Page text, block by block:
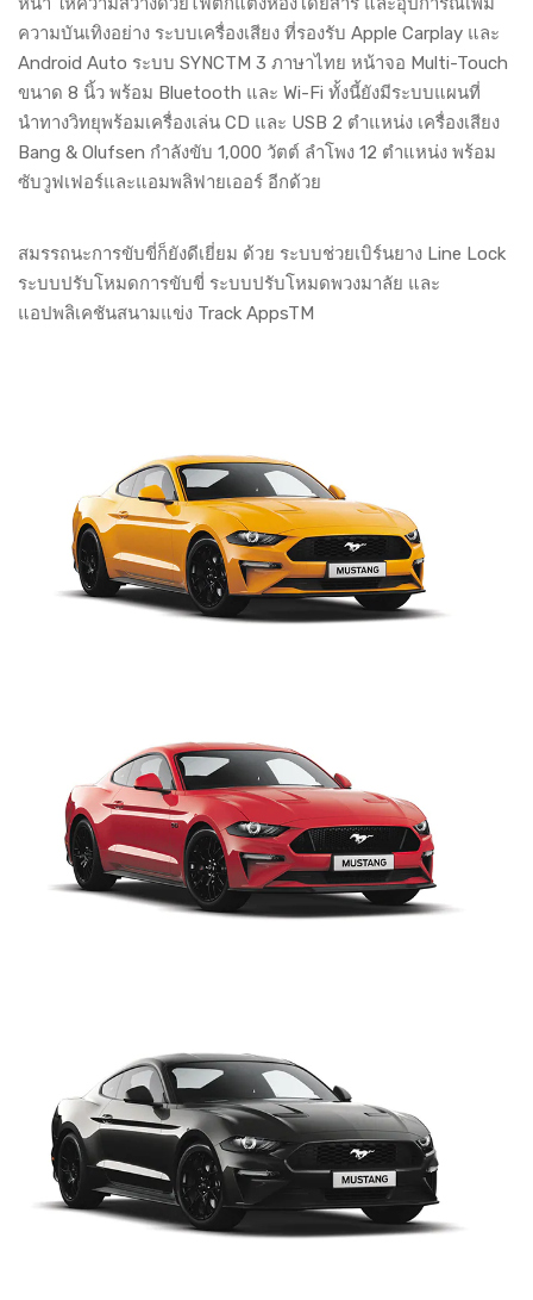
ความบันเทิงอย่าง ระบบเครื่องเสียง ที่รองรับ Apple Carplay และ
Android Auto ระบบ SYNCTM 3 ภาษาไทย หน้าจอ Multi-Touch
ขนาด 8 นิ้ว พร้อม Bluetooth และ Wi-Fi ทั้งนี้ยังมีระบบแผนที่
นำทางวิทยุพร้อมเครื่องเล่น CD และ USB 2 ตำแหน่ง เครื่องเสียง
Bang & Olufsen กำลังขับ 1,000 วัตต์ ลำโพง 12 ตำแหน่ง พร้อม
ซับวูฟเฟอร์และแอมพลิฟายเออร์ อีกด้วย
สมรรถนะการขับขี่ก็ยังดีเยี่ยม ด้วย ระบบช่วยเบิร์นยาง Line Lock
ระบบปรับโหมดการขับขี่ ระบบปรับโหมดพวงมาลัย และ
แอปพลิเคชันสนามแข่ง Track AppsTM